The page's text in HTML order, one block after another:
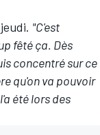
"C'est
fêté ça. Dès
concentré sur ce
qu'on va pouvoir
été lors des